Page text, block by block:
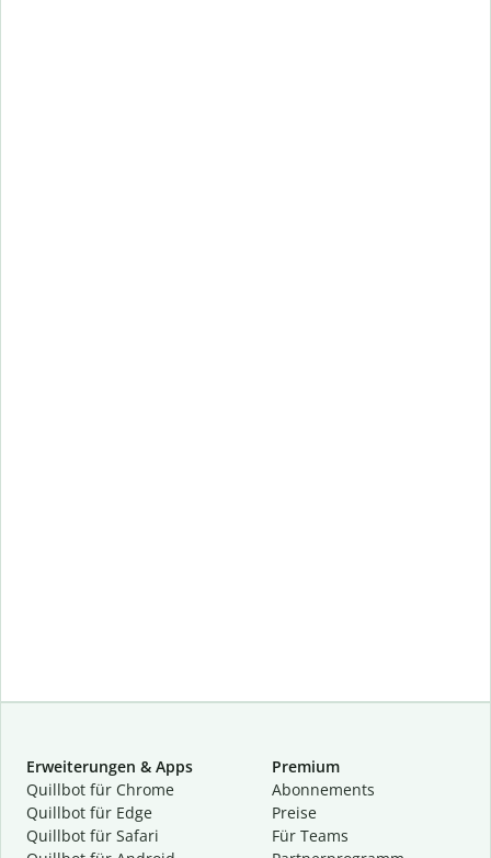
Erweiterungen & Apps
Quillbot für Chrome
Quillbot für Edge
Quillbot für Safari
Premium
Abon­ne­ments
Preise
Für Teams